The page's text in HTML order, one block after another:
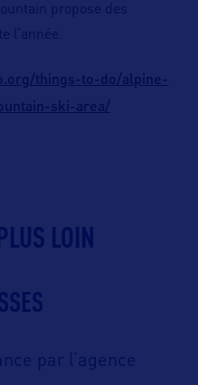
propose des
l’année.
things-to-do/alpine-
ski-area/
LOIN
par l’agence